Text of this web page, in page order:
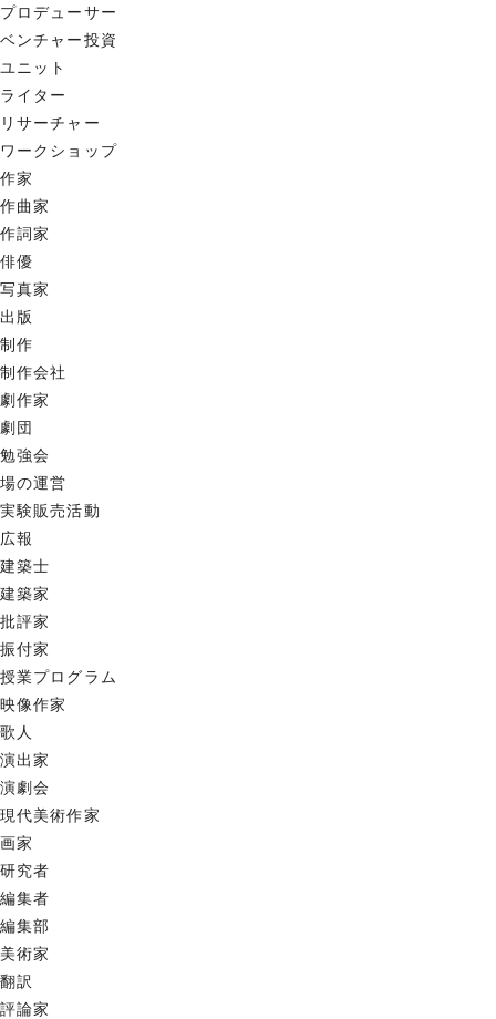
プロデューサー
ベンチャー投資
ユニット
ライター
リサーチャー
ワークショップ
作家
作曲家
作詞家
俳優
写真家
出版
制作
制作会社
劇作家
劇団
勉強会
場の運営
実験販売活動
広報
建築士
建築家
批評家
振付家
授業プログラム
映像作家
歌人
演出家
演劇会
現代美術作家
画家
研究者
編集者
編集部
美術家
翻訳
評論家